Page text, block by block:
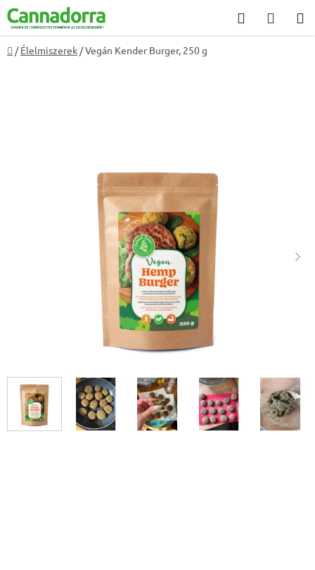
Ugrás
fő
tartalomhoz
Keresés
Kezdőlap
/ Élelmiszerek /Vegán Kender Burger, 250 g